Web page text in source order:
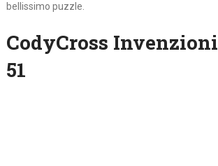
bellissimo puzzle.
CodyCross
51